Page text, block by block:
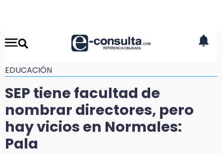
EDUCACIÓN
SEP tiene facultad de
nombrar directores, pero
hay vicios en Normales:
Pala